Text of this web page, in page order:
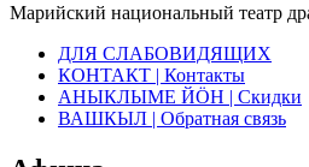
Марийский национальный театр
ДЛЯ СЛАБОВИДЯЩИХ
КОНТАКТ | Контакты
АНЫКЛЫМЕ ЙӦН | Скидки
ВАШКЫЛ | Обратная связь